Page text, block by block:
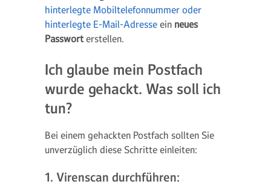
hinterlegte Mobiltelefonnummer oder
hinterlegte E-Mail-Adresse ein neues
Passworterstellen.
Ich glaube mein Postfach
wurde gehackt. Was soll ich
tun?
Bei einem gehackten Postfach sollten Sie
unverzüglich diese Schritte einleiten:
1. Virenscan durchführen: